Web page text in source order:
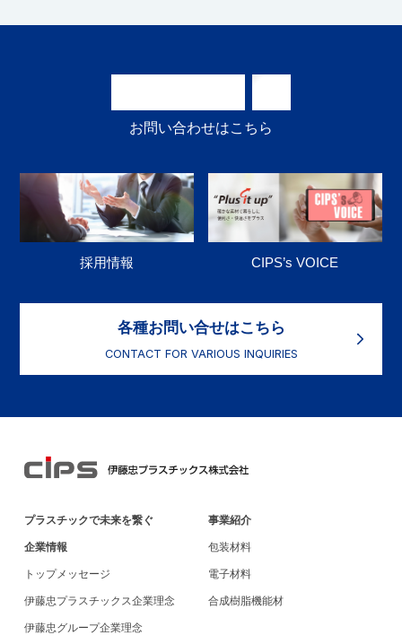
お問い合わせはこ ち ら
採用情報 CIPS’s VOICE
各種お問い合せはこちら
CONTACT FOR VARIOUS INQUIRIES
プラスチックで未来を繋ぐ
企業情報
トップメッセージ
伊藤忠プラスチックス企業理念
伊藤忠グループ企業理念
事業紹介
包装材料
電子材料
合成樹脂機能材